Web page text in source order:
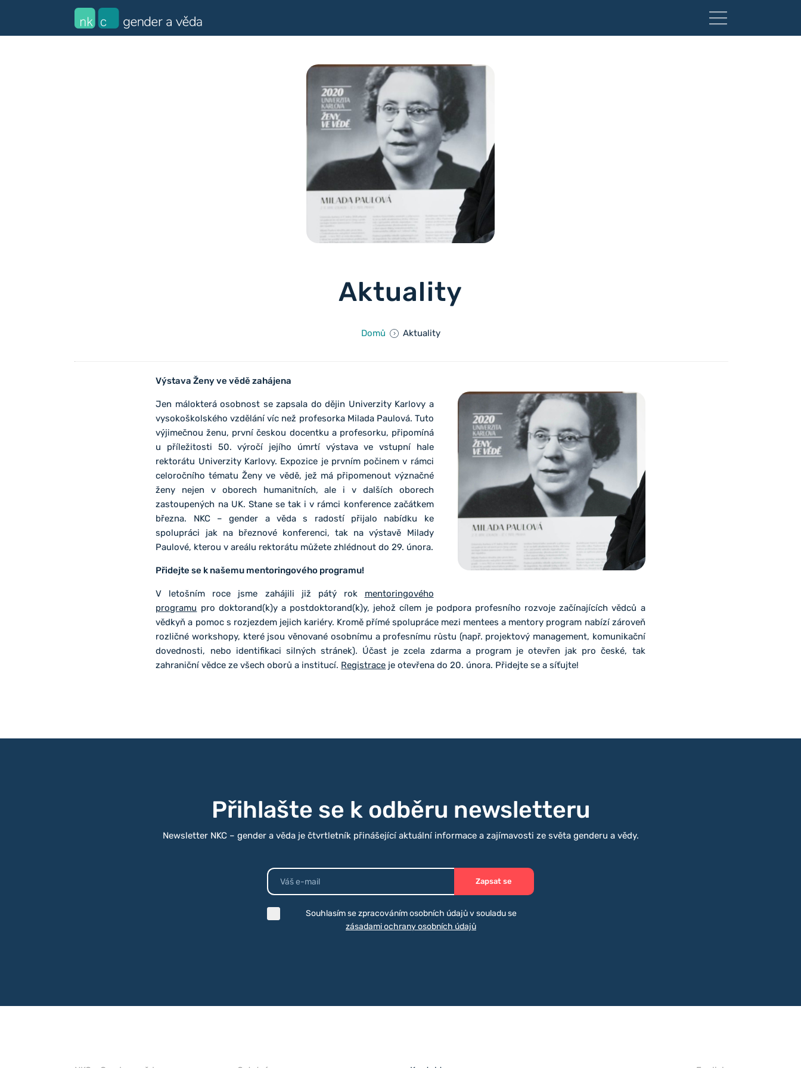
Aktuality
Domů Aktuality
Výstava Ženy ve vědě zahájena
Jen málokterá osobnost se zapsala do dějin Univerzity Karlovy a
vysokoškolského vzdělání víc než profesorka Milada Paulová. Tuto
výjimečnou ženu, první českou docentku a profesorku, připomíná
u příležitosti 50. výročí jejího úmrtí výstava ve vstupní hale
rektorátu Univerzity Karlovy. Expozice je prvním počinem v rámci
celoročního tématu Ženy ve vědě, jež má připomenout význačné
ženy nejen v oborech humanitních, ale i v dalších oborech
zastoupených na UK. Stane se tak i v rámci konference začátkem
března. NKC – gender a věda s radostí přijalo nabídku ke
spolupráci jak na březnové konferenci, tak na výstavě Milady
Paulové, kterou v areálu rektorátu můžete zhlédnout do 29. února.
Přidejte se k našemu mentoringového programu!
V letošním roce jsme zahájili již pátý rok mentoringového
programu pro doktorand(k)y a postdoktorand(k)y, jehož cílem je podpora profesního rozvoje začínajících vědců a
vědkyň a pomoc s rozjezdem jejich kariéry. Kromě přímé spolupráce mezi mentees a mentory program nabízí zároveň
rozličné workshopy, které jsou věnované osobnímu a profesnímu růstu (např. projektový management, komunikační
dovednosti, nebo identifikaci silných stránek). Účast je zcela zdarma a program je otevřen jak pro české, tak
zahraniční vědce ze všech oborů a institucí. Registrace je otevřena do 20. února. Přidejte se a síťujte!
Přihlašte se k odběru newsletteru
Newsletter NKC – gender a věda je čtvrtletník přinášející aktuální informace a zajímavosti ze světa genderu a vědy.
Zapsat se
Souhlasím se zpracováním osobních údajů v souladu se
zásadami ochrany osobních údajů